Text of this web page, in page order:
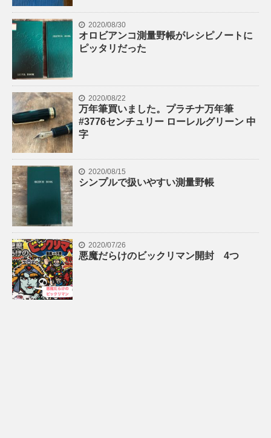
2020/08/30
オロビアンコ測量野帳がレシピノートに
ピッタリだった
2020/08/22
万年筆買いました。プラチナ万年筆
#3776センチュリー ローレルグリーン 中
字
2020/08/15
シンプルで扱いやすい測量野帳
2020/07/26
悪魔だらけのビックリマン開封 4つ